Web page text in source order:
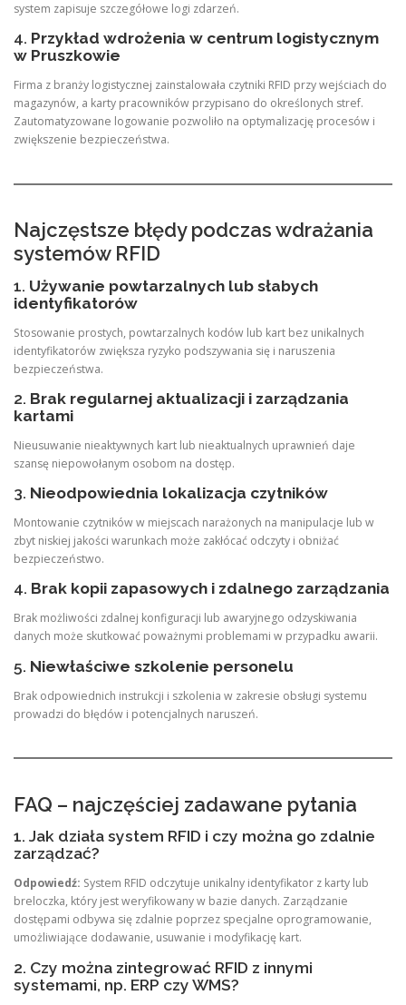
system zapisuje szczegółowe logi zdarzeń.
4. Przykład wdrożenia w centrum logistycznym
w Pruszkowie
Firma z branży logistycznej zainstalowała czytniki RFID przy wejściach do
magazynów, a karty pracowników przypisano do określonych stref.
Zautomatyzowane logowanie pozwoliło na optymalizację procesów i
zwiększenie bezpieczeństwa.
Najczęstsze błędy podczas wdrażania
systemów RFID
1. Używanie powtarzalnych lub słabych
identyfikatorów
Stosowanie prostych, powtarzalnych kodów lub kart bez unikalnych
identyfikatorów zwiększa ryzyko podszywania się i naruszenia
bezpieczeństwa.
2. Brak regularnej aktualizacji i zarządzania
kartami
Nieusuwanie nieaktywnych kart lub nieaktualnych uprawnień daje
szansę niepowołanym osobom na dostęp.
3. Nieodpowiednia lokalizacja czytników
Montowanie czytników w miejscach narażonych na manipulacje lub w
zbyt niskiej jakości warunkach może zakłócać odczyty i obniżać
bezpieczeństwo.
4. Brak kopii zapasowych i zdalnego zarządzania
Brak możliwości zdalnej konfiguracji lub awaryjnego odzyskiwania
danych może skutkować poważnymi problemami w przypadku awarii.
5. Niewłaściwe szkolenie personelu
Brak odpowiednich instrukcji i szkolenia w zakresie obsługi systemu
prowadzi do błędów i potencjalnych naruszeń.
FAQ – najczęściej zadawane pytania
1. Jak działa system RFID i czy można go zdalnie
zarządzać?
Odpowiedź: System RFID odczytuje unikalny identyfikator z karty lub
breloczka, który jest weryfikowany w bazie danych. Zarządzanie
dostępami odbywa się zdalnie poprzez specjalne oprogramowanie,
umożliwiające dodawanie, usuwanie i modyfikację kart.
2. Czy można zintegrować RFID z innymi
systemami, np. ERP czy WMS?